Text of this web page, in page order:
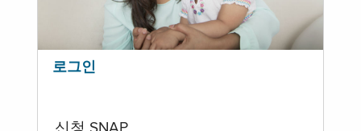
로그인